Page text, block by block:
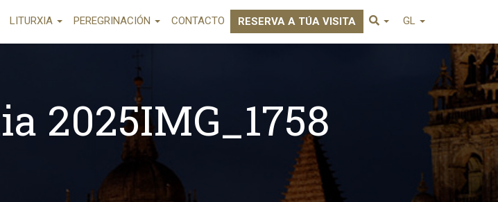
LITURXIA PEREGRINACIÓN CONTACTO RESERVA A TÚA VISITA GL
2025IMG_1758